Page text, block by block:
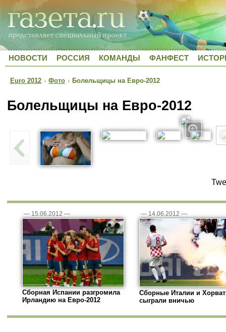
НОВОСТИ РОССИЯ КОМАНДЫ ФАНФЕСТ
Euro 2012 › Фото › Болельщицы на Евро-2012
Болельщицы на Евро-2012
— 15.06.2012 —
Сборная Испании разгромила
Ирландию на Евро-2012
— 14.06.2012 —
Сборные Италии и
сыграли вничью